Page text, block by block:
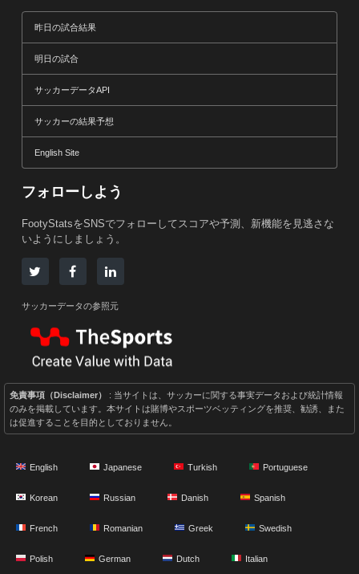
昨日の試合結果
明日の試合
サッカーデータAPI
サッカーの結果予想
English Site
フォローしよう
FootyStatsをSNSでフォローしてスコアや予測、新機能を見逃さな
いようにしましょう。
サッカーデータの参照元
免責事項（Disclaimer）
: 当サイトは、サッカーに関する事実データおよび統計情報
のみを掲載しています。本サイトは賭博やスポーツベッティングを推奨、勧誘、また
は促進することを目的としておりません。
English Japanese Turkish Portuguese
Korean Russian Danish Spanish
French Romanian Greek Swedish
Polish German Dutch Italian